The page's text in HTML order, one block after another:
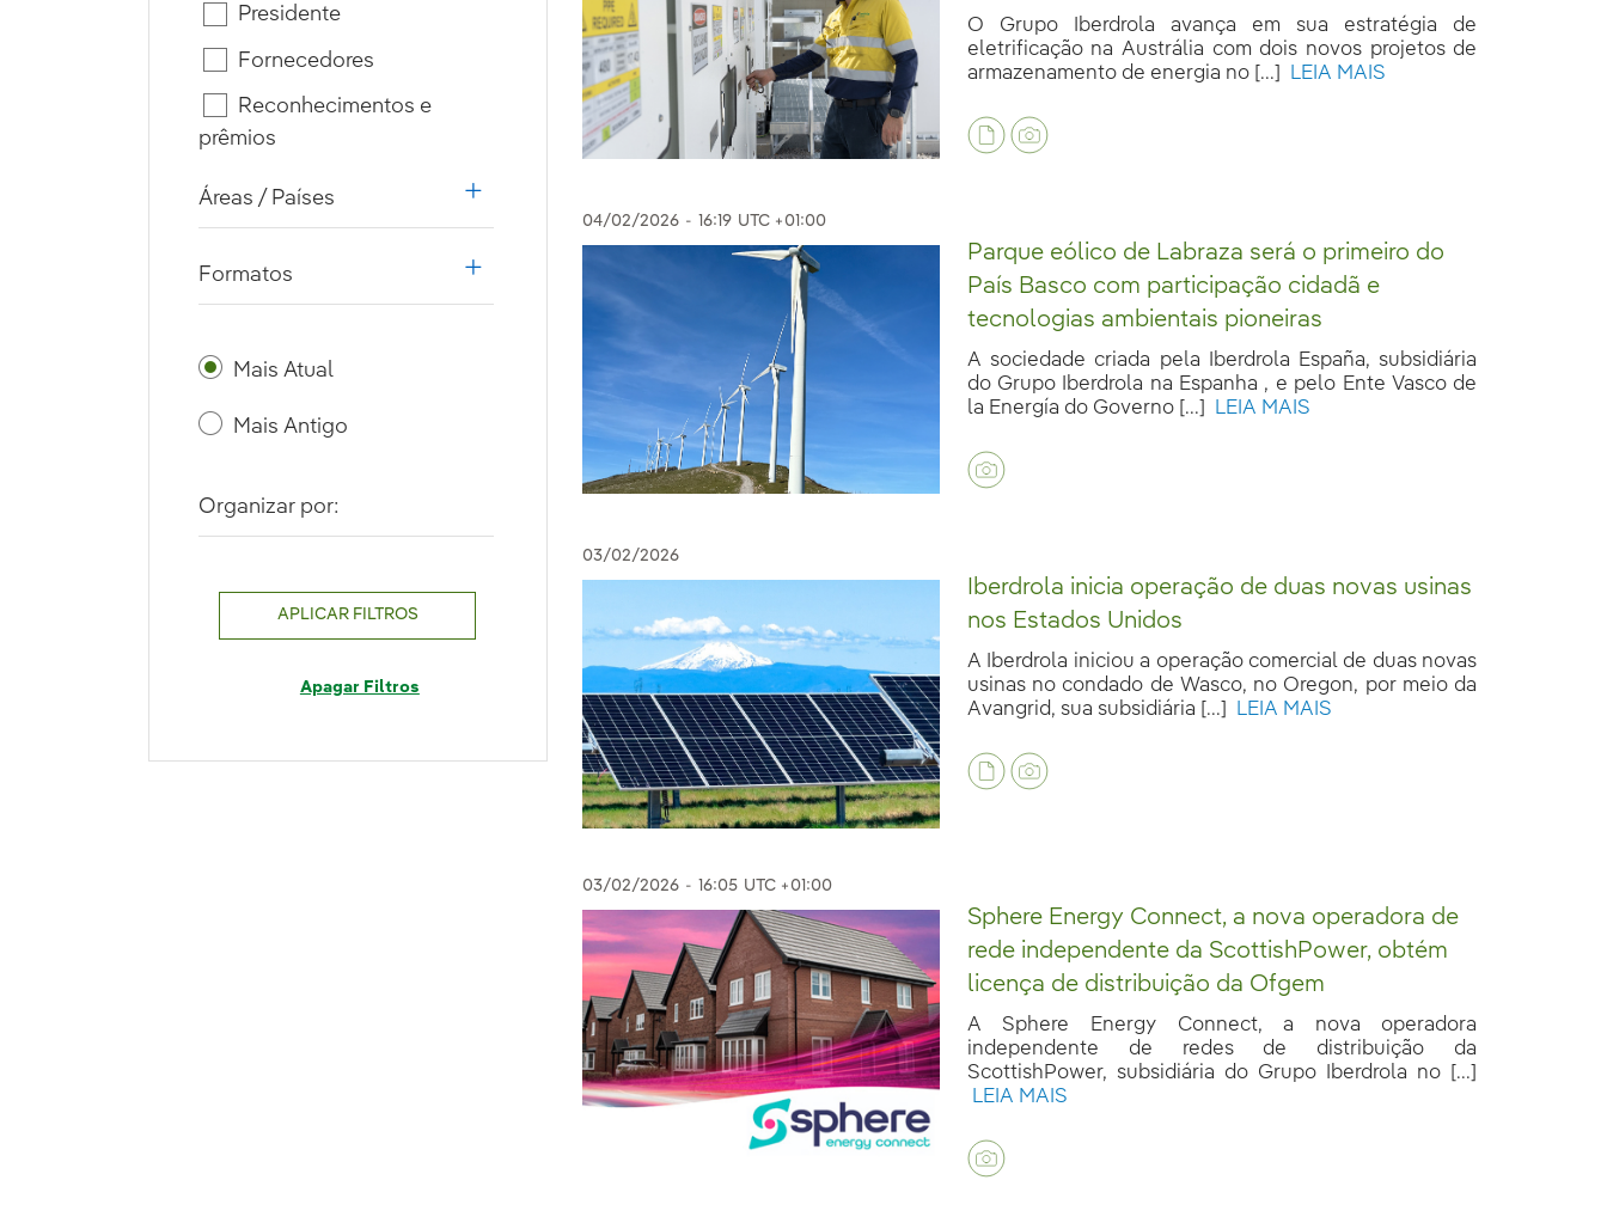
Presidente
Fornecedores
Reconhecimentos e
prêmios
Áreas / Países
i18n.web.accesibilidad.desplegar
Formatos
i18n.web.accesibilidad.desplegar
Organizar por:
Mais Atual
Mais Antigo
APLICAR FILTROS
Apagar Filtros
O Grupo Iberdrola avança em sua estratégia de
eletrificação na Austrália com dois novos projetos de
armazenamento de energia no [...]
LEIA MAIS
04/02/2026 - 16:19 UTC +01:00
Parque eólico de Labraza será o primeiro do
País Basco com participação cidadã e
tecnologias ambientais pioneiras
A sociedade criada pela Iberdrola España, subsidiária
do Grupo Iberdrola na Espanha , e pelo Ente Vasco de
la Energía do Governo [...]
LEIA MAIS
03/02/2026
Iberdrola inicia operação de duas novas usinas
nos Estados Unidos
A Iberdrola iniciou a operação comercial de duas novas
usinas no condado de Wasco, no Oregon, por meio da
Avangrid, sua subsidiária [...]
LEIA MAIS
03/02/2026 - 16:05 UTC +01:00
Sphere Energy Connect, a nova operadora de
rede independente da ScottishPower, obtém
licença de distribuição da Ofgem
A Sphere Energy Connect, a nova operadora
independente de redes de distribuição da
ScottishPower, subsidiária do Grupo Iberdrola no [...]
LEIA MAIS